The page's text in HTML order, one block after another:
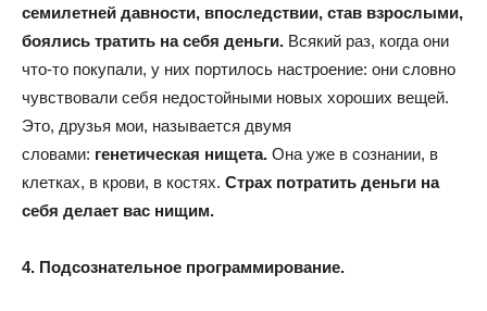
семилетней давности, впоследствии, став взрослыми,
боялись тратить на себя деньги. Всякий раз, когда они
что-то покупали, у них портилось настроение: они словно
чувствовали себя недостойными новых хороших вещей.
Это, друзья мои, называется двумя
словами: генетическая нищета. Она уже в сознании, в
клетках, в крови, в костях. Страх потратить деньги на
себя делает вас нищим.
4. Подсознательное программирование.